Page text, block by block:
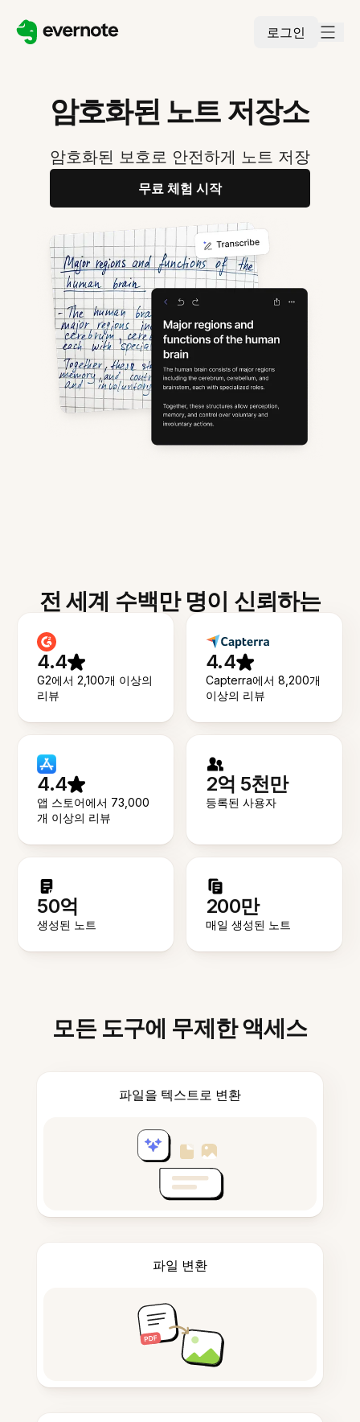
로그인
암호화된 노트 저장소
암호화된 보호로 안전하게 노트 저장
무료 체험 시작
전 세계 수백만 명이 신뢰하는
4.4
G2에서 2,100개 이상의
리뷰
4.4
Capterra에서 8,200개
이상의 리뷰
4.4
앱 스토어에서 73,000
개 이상의 리뷰
2억 5천만
등록된 사용자
50억
생성된 노트
200만
매일 생성된 노트
모든 도구에 무제한 액세스
파일을 텍스트로 변환
파일 변환